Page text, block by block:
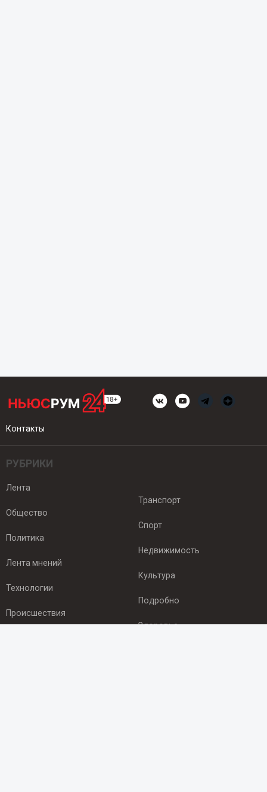
Контакты
РУБРИКИ
Лента
Общество
Политика
Лента мнений
Технологии
Происшествия
Транспорт
Спорт
Недвижимость
Культура
Подробно
Здоровье